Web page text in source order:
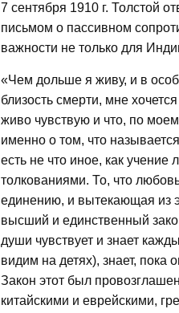
7 сентября 1910 г. Толстой
письмом о пассивном
важности не только для
«Чем дольше я живу, и в
близость смерти, мне
живо чувствую и что, по
именно о том, что
есть не что иное, как
толкованиями. То, что
единению, и вытекающая из
высший и единственный
души чувствует и знает
видим на детях), знает,
Закон этот был
китайскими и еврейскими,